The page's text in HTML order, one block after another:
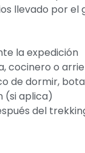
llevado por el
la expedición
cocinero o
de dormir,
(si aplica)
del